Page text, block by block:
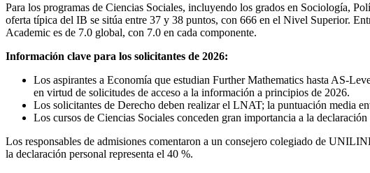
Para los programas de Ciencias Sociales, incluyendo los grados en Sociología,
oferta típica del IB se sitúa entre 37 y 38 puntos, con 666 en el Nivel Superior.
Academic es de 7.0 global, con 7.0 en cada componente.
Información clave para los solicitantes de 2026:
Los aspirantes a Economía que estudian Further Mathematics hasta AS-
en virtud de solicitudes de acceso a la información a principios de 2026.
Los solicitantes de Derecho deben realizar el LNAT; la puntuación media
Los cursos de Ciencias Sociales conceden gran importancia a la
Los responsables de admisiones comentaron a un consejero colegiado de
la declaración personal representa el 40 %.